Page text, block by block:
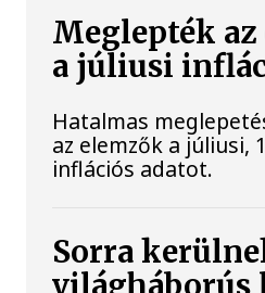
Meglepték
a júliusi
Hatalmas
az elemzők a júliusi,
inflációs adatot.
Sorra